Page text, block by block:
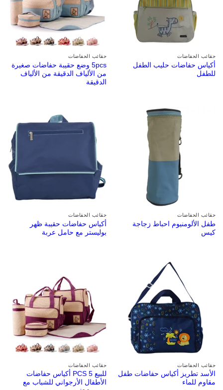
حقائب الحفاضات
أكياس حفاضات حليب الطفل
للطفل
حقائب الحفاضات
5pcs وضع حقيبة حفاضات صغيرة
من الألياف الدقيقة من الألياف
الدقيقة
حقائب الحفاضات
طفل الألومنيوم احباط زجاجة
كيس
حقائب الحفاضات
أكياس حفاضات حقيبة ظهر
بوليستر مع حامل عربة
حقائب الحفاضات
الأسد تطريز أكياس حفاضات طفل
مقاوم للماء
حقائب الحفاضات
للبيع 5 PCS أكياس حفاضات
الأطفال الأرجواني للشباب مع